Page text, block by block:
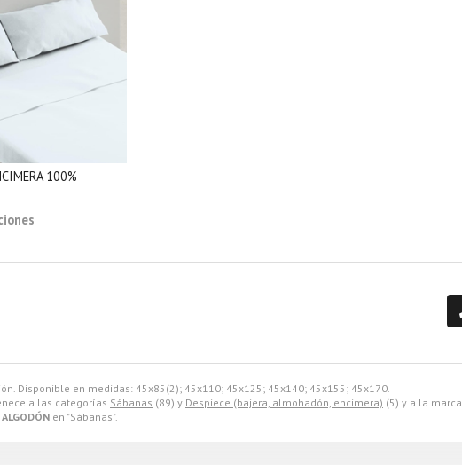
Disponible en medidas: 45x85(2); 45x110; 45x125; 45x140; 45x155; 45x170.
a las categorías Sábanas (89) y Despiece (bajera, almohadón, encimera) (5) y a la marca
en "Sábanas".
100%